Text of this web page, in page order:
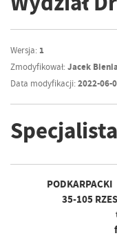
Wersja: 1
Zmodyfikował:Jacek
Data modyfikacji:2022-06-
35-105